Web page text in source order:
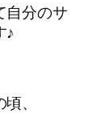
自分のサ
♪
、